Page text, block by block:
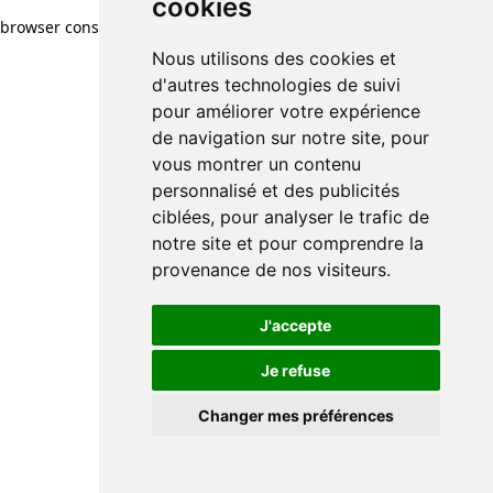
cookies
Nous utilisons des cookies et
d'autres technologies de suivi
pour améliorer votre expérience
de navigation sur notre site, pour
vous montrer un contenu
personnalisé et des publicités
ciblées, pour analyser le trafic de
notre site et pour comprendre la
provenance de nos visiteurs.
J'accepte
Je refuse
Changer mes préférences
browser console for more information)